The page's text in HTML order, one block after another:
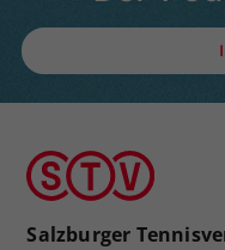
Salzburger